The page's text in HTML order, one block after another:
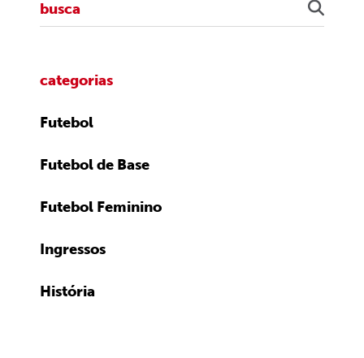
categorias
Futebol
Futebol de Base
Futebol Feminino
Ingressos
História